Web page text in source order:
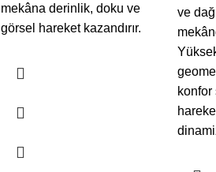
mekâna derinlik, doku ve
görsel hareket kazandırır.
ve
konfor